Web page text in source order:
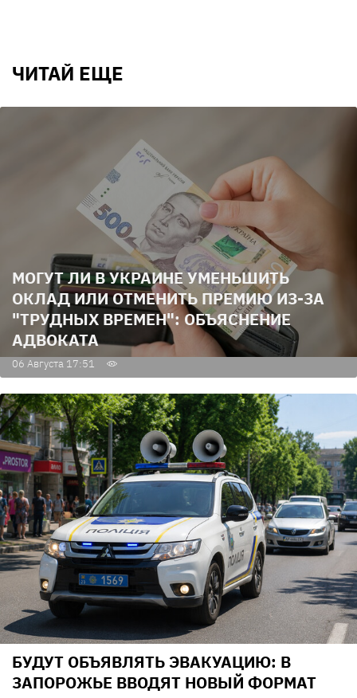
ЧИТАЙ ЕЩЕ
МОГУТ ЛИ В УКРАИНЕ УМЕНЬШИТЬ
ОКЛАД ИЛИ ОТМЕНИТЬ ПРЕМИЮ ИЗ-ЗА
"ТРУДНЫХ ВРЕМЕН": ОБЪЯСНЕНИЕ
АДВОКАТА
06 Августа 17:51
БУДУТ ОБЪЯВЛЯТЬ ЭВАКУАЦИЮ: В
ЗАПОРОЖЬЕ ВВОДЯТ НОВЫЙ ФОРМАТ